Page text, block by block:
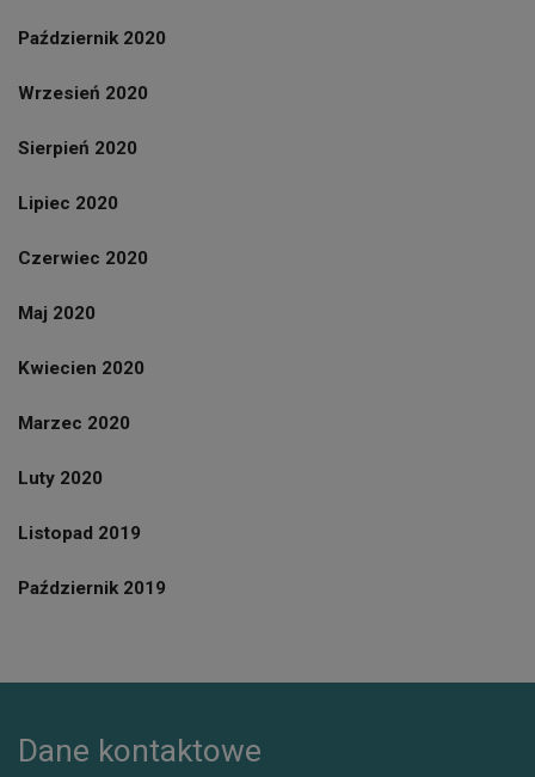
Październik 2020
Wrzesień 2020
Sierpień 2020
Lipiec 2020
Czerwiec 2020
Maj 2020
Kwiecien 2020
Marzec 2020
Luty 2020
Listopad 2019
Październik 2019
Dane kontaktowe